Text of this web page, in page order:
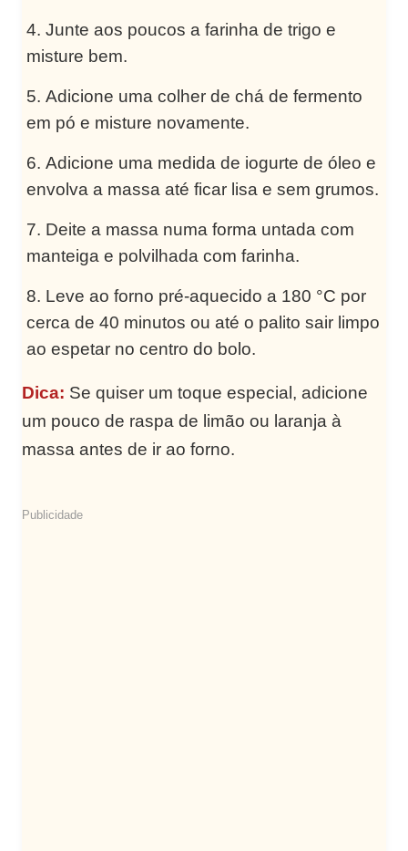
Junte aos poucos a farinha de trigo e
misture bem.
Adicione uma colher de chá de fermento
em pó e misture novamente.
Adicione uma medida de iogurte de óleo e
envolva a massa até ficar lisa e sem grumos.
Deite a massa numa forma untada com
manteiga e polvilhada com farinha.
Leve ao forno pré-aquecido a 180 °C por
cerca de 40 minutos ou até o palito sair limpo
ao espetar no centro do bolo.
Dica: Se quiser um toque especial, adicione
um pouco de raspa de limão ou laranja à
massa antes de ir ao forno.
Publicidade